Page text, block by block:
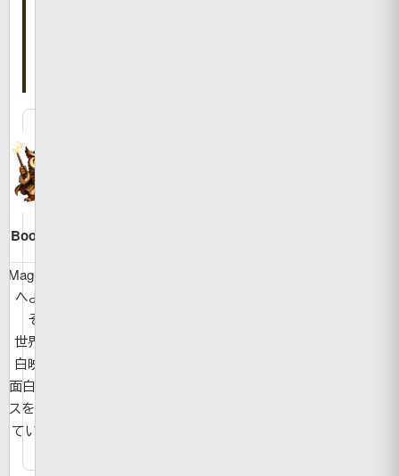
Bookman
MagicBook
へようこ
そ！
世界の面
白映像や
面白ニュー
スを紹介し
ています。